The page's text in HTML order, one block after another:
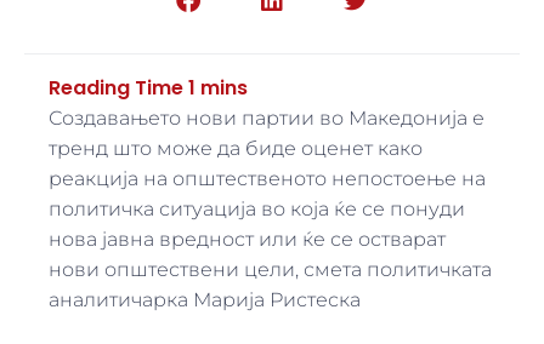
Создавањето нови партии во Македонија е
тренд што може да биде оценет како
реакција на општественото непостоење на
политичка ситуација во која ќе се понуди
нова јавна вредност или ќе се остварат
нови општествени цели, смета политичката
аналитичарка Марија Ристеска